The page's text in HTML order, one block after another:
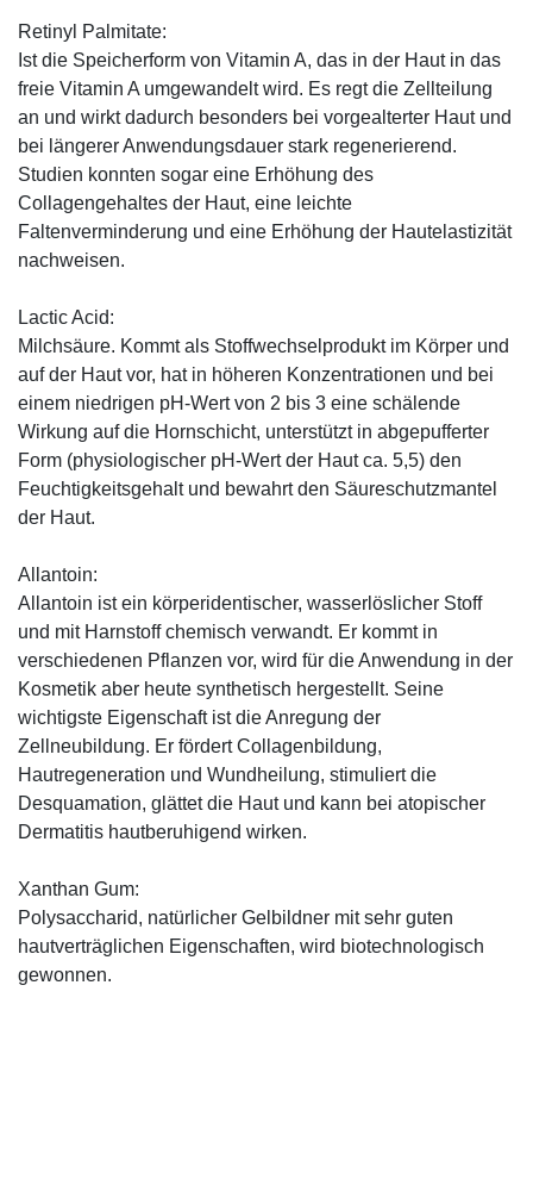
Retinyl Palmitate:
Ist die Speicherform von Vitamin A, das in der Haut in das
freie Vitamin A umgewandelt wird. Es regt die Zellteilung
an und wirkt dadurch besonders bei vorgealterter Haut und
bei längerer Anwendungsdauer stark regenerierend.
Studien konnten sogar eine Erhöhung des
Collagengehaltes der Haut, eine leichte
Faltenverminderung und eine Erhöhung der Hautelastizität
nachweisen.
Lactic Acid:
Milchsäure. Kommt als Stoffwechselprodukt im Körper und
auf der Haut vor, hat in höheren Konzentrationen und bei
einem niedrigen pH-Wert von 2 bis 3 eine schälende
Wirkung auf die Hornschicht, unterstützt in abgepufferter
Form (physiologischer pH-Wert der Haut ca. 5,5) den
Feuchtigkeitsgehalt und bewahrt den Säureschutzmantel
der Haut.
Allantoin:
Allantoin ist ein körperidentischer, wasserlöslicher Stoff
und mit Harnstoff chemisch verwandt. Er kommt in
verschiedenen Pflanzen vor, wird für die Anwendung in der
Kosmetik aber heute synthetisch hergestellt. Seine
wichtigste Eigenschaft ist die Anregung der
Zellneubildung. Er fördert Collagenbildung,
Hautregeneration und Wundheilung, stimuliert die
Desquamation, glättet die Haut und kann bei atopischer
Dermatitis hautberuhigend wirken.
Xanthan Gum:
Polysaccharid, natürlicher Gelbildner mit sehr guten
hautverträglichen Eigenschaften, wird biotechnologisch
gewonnen.